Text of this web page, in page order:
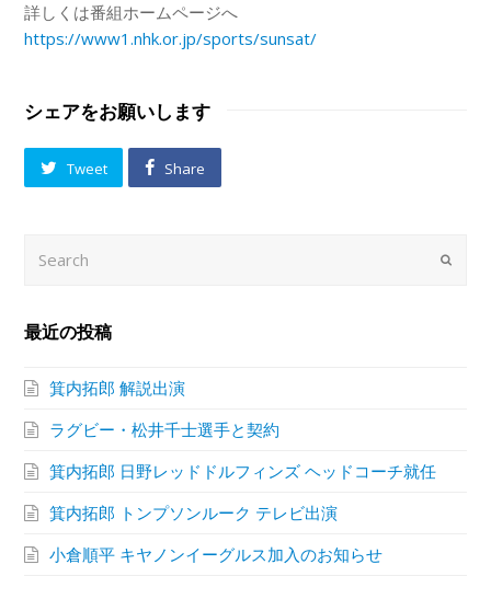
詳しくは番組ホームページへ
https://www1.nhk.or.jp/sports/sunsat/
シェアをお願いします
Tweet Share
Submit
最近の投稿
箕内拓郎 解説出演
ラグビー・松井千士選手と契約
箕内拓郎 日野レッドドルフィンズ ヘッドコーチ就任
箕内拓郎 トンプソンルーク テレビ出演
小倉順平 キヤノンイーグルス加入のお知らせ